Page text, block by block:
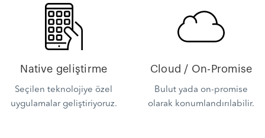
Native geliştirme
Seçilen teknolojiye özel
uygulamalar geliştiriyoruz.
Cloud / On-Promise
Bulut yada on-promise
olarak konumlandırılabilir.